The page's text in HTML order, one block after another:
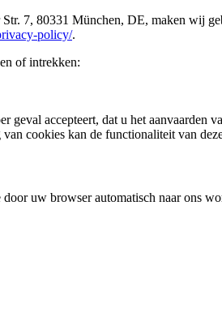
7, 80331 München, DE, maken wij
policy/.
of intrekken:
accepteert, dat u het aanvaarden
cookies kan de functionaliteit van
uw browser automatisch naar ons